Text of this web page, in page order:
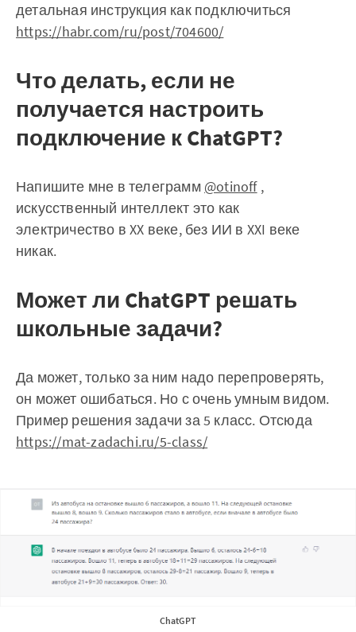
детальная инструкция как подключиться
https://habr.com/ru/post/704600/
Что делать, если не
получается настроить
подключение к ChatGPT?
Напишите мне в телеграмм @otinoff,
искусственный интеллект это как
электричество в XX веке, без ИИ в XXI веке
никак.
Может ли ChatGPT решать
школьные задачи?
Да может, только за ним надо перепроверять,
он может ошибаться. Но с очень умным видом.
Пример решения задачи за 5 класс. Отсюда
https://mat-zadachi.ru/5-class/
ChatGPT